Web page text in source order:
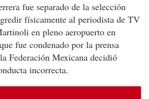
fue separado de la selección
físicamente al periodista de TV
en pleno aeropuerto en
fue condenado por la prensa
Federación Mexicana decidió
incorrecta.